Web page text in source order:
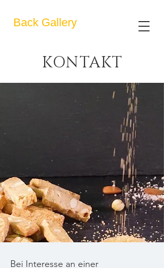
Back Gallery
KONTAKT
Bei Interesse an einer